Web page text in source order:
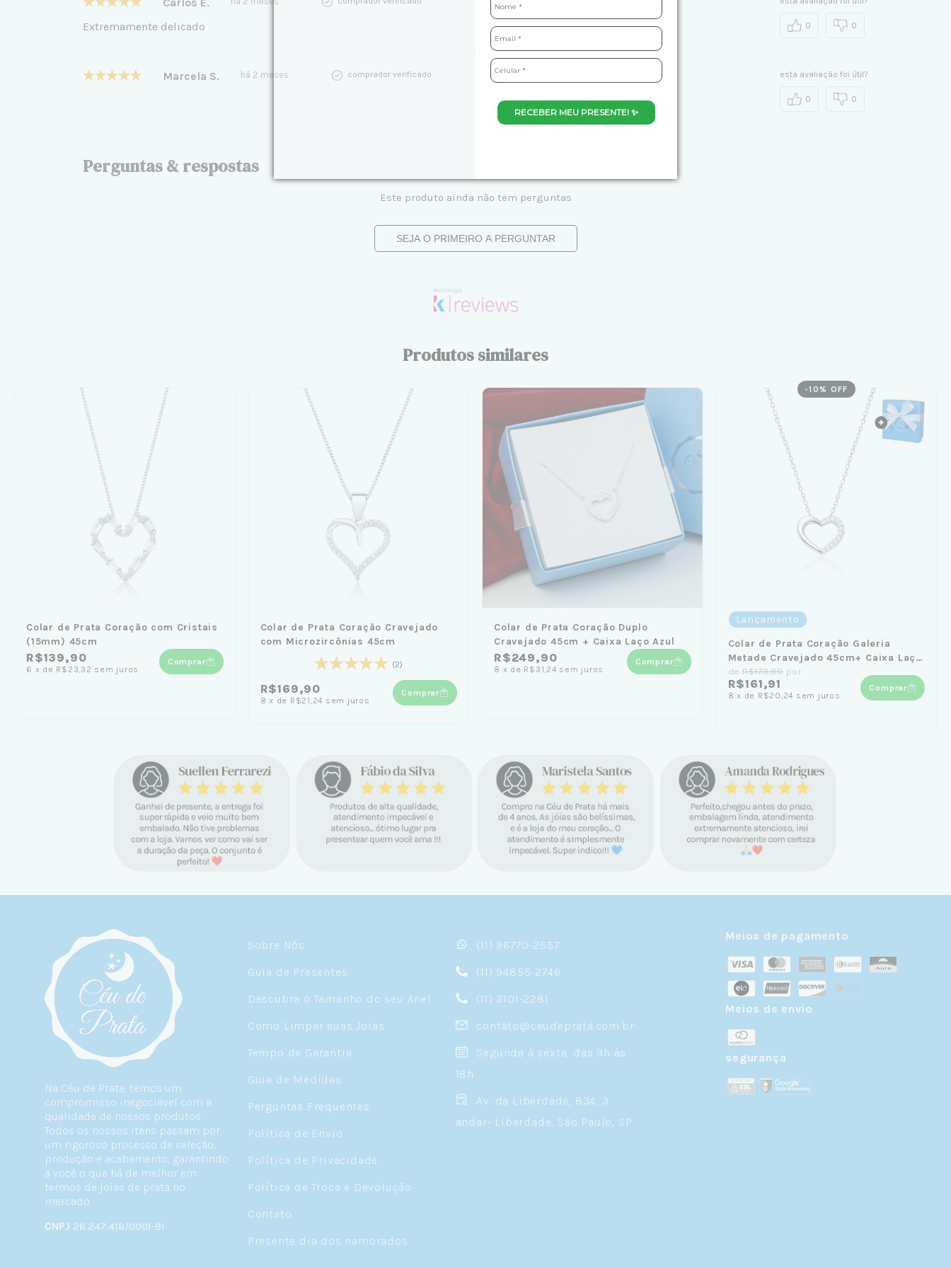
RECEBER MEU PRESENTE! ✨
Extremamente delicado 0 0
Marcela S. há 2 meses comprador verificado esta avaliação foi útil?
0 0
Perguntas & respostas
Este produto ainda não tem perguntas
SEJA O PRIMEIRO A PERGUNTAR
Produtos similares
Colar de Prata Coração com Cristais
(15mm) 45cm
R$139,90
6 x de R$23,32 sem juros
Comprar
Colar de Prata Coração Cravejado
com Microzircônias 45cm
(2)
R$169,90
8 x de R$21,24 sem juros
Comprar
Colar de Prata Coração Duplo
Cravejado 45cm + Caixa Laço Azul
R$249,90
8 x de R$31,24 sem juros
Comprar
-10 % OFF
Lançamento
Colar de Prata Coração Galeria
Metade Cravejado 45cm+ Caixa Laço
Azul
de R$179,90por
R$161,91
8 x de R$20,24 sem juros
Comprar
Na Céu de Prata, temos um
compromisso inegociável com a
qualidade de nossos produtos.
Todos os nossos itens passam por
um rigoroso processo de seleção,
produção e acabamento, garantindo
a você o que há de melhor em
termos de joias de prata no
mercado.
CNPJ 26.247.418/0001-91
Sobre Nós
Guia de Presentes
Descubra o Tamanho do seu Anel
Como Limpar suas Joias
Tempo de Garantia
Guia de Medidas
Perguntas Frequentes
Política de Envio
Política de Privacidade
Política de Troca e Devolução
Contato
Presente dia dos namorados
(11) 96770-2557
(11) 94855-2746
(11) 3101-2281
contato@ceudeprata.com.br
Segunda à sexta, das 9h às
18h
Av. da Liberdade, 834, 3
andar- Liberdade, São Paulo, SP
Meios de pagamento
Meios de envio
segurança